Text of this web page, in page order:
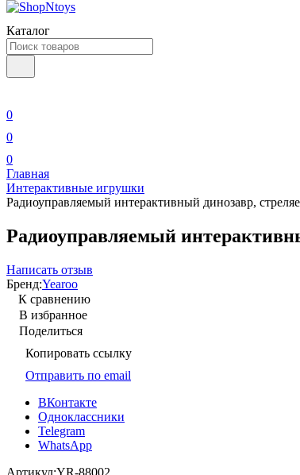
Каталог
0
0
0
Главная
Интерактивные игрушки
Радиоуправляемый интерактивный динозавр,
Радиоуправляемый
Написать отзыв
Бренд:Yearoo
К сравнению
В избранное
Поделиться
Копировать ссылку
Отправить по email
ВКонтакте
Одноклассники
Telegram
WhatsApp
Артикул:YR-88002